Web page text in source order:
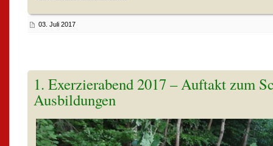
03. Juli 2017
1. Exerzierabend 2017 – Auftakt zum
Ausbildungen